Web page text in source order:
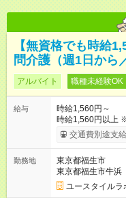
【無資格でも時給
問介護（週1日から
アルバイト 職種未経験OK
給与
時給1,560円～
時給1,560円以上
考慮して決定します 【収入例】 週1回勤務の場合：1,560
間×4回=4万9,920円 週3回勤務の場合：1,560円×8時間
9,600円 【試用期間】試用期間あり 試用期間の長さ：2ヶ月
※ 雇用形態と給与
形態：本採用時と
交通費別途支
勤務地
東京都福生市
東京都福生市牛浜
ユースタイルラ